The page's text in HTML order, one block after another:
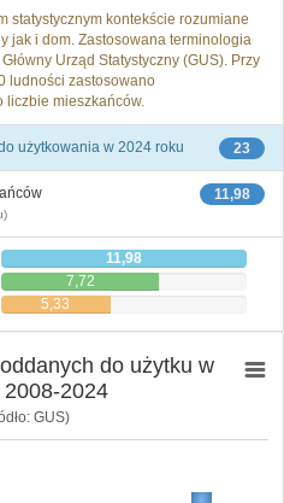
statystycznym kontekście rozumiane
jak i dom. Zastosowana terminologia
Urząd Statystyczny (GUS). Przy
ludności zastosowano
liczbie mieszkańców.
23
użytkowania w 2024 roku
11,98
11,98
7,72
5,33
do użytku w
2008-2024
GUS)